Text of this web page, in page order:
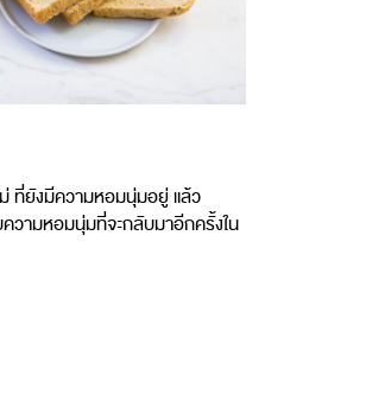
ม่ ที่ยังมีความหอมนุ่มอยู่ แล้ว
วามหอมนุ่มที่จะกลับมาอีกครั้งใน